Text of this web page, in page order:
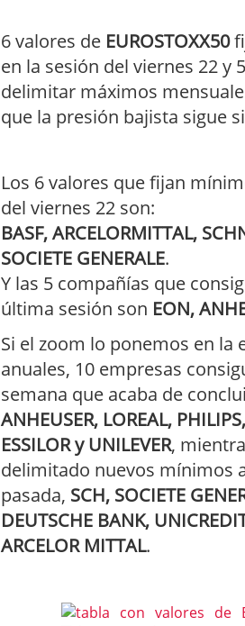
6 valores de EUROSTOXX50
en la sesión del viernes 22 y
delimitar máximos
que la presión bajista sigue
Los 6 valores que fijan
del viernes 22 son:
BASF, ARCELORMITTAL,
SOCIETE GENERALE.
Y las 5 compañías que
última sesión son EON,
Si el zoom lo ponemos en
anuales, 10 empresas
semana que acaba de
ANHEUSER, LOREAL,
ESSILOR y UNILEVER,
delimitado nuevos mínimos
pasada, SCH, SOCIETE
DEUTSCHE BANK,
ARCELOR MITTAL.